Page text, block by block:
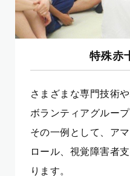
特殊赤
さまざまな専門技術
ボランティアグループ
その一例として、ア
ロール、視覚障害者
ります。